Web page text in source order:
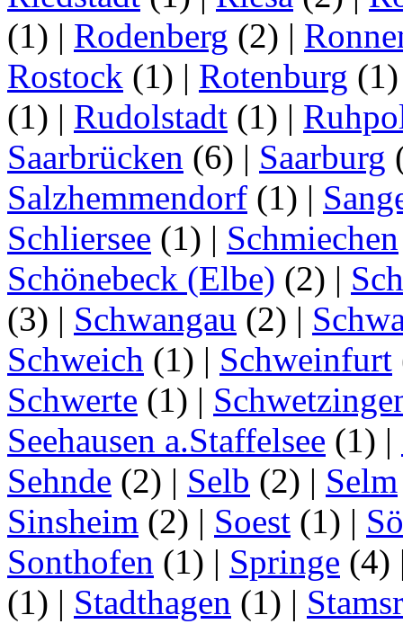
(1) | Rodenberg (2) |
Rostock (1) | Rotenburg
(1) | Rudolstadt (1) |
Saarbrücken (6) | Saarburg
Salzhemmendorf (1) |
Schliersee (1) | Schmiechen
Schönebeck (Elbe) (2) |
(3) | Schwangau (2) |
Schweich (1) | Schweinfurt
Schwerte (1) |
Seehausen a.Staffelsee (1) |
Sehnde (2) | Selb (2) | Selm
Sinsheim (2) | Soest (1) |
Sonthofen (1) | Springe (4)
(1) | Stadthagen (1) |